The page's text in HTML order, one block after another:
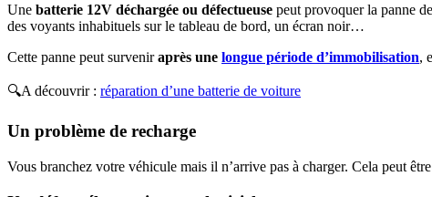
Une batterie 12V déchargée ou défectueuse peut provoquer la panne
des voyants inhabituels sur le tableau de bord, un écran noir…
Cette panne peut surveniraprès une longue période d’immobilisation,
🔍A découvrir : réparation d’une batterie de voiture
Un problème de recharge
Vous branchez votre véhicule mais il n’arrive pas à charger. Cela peut